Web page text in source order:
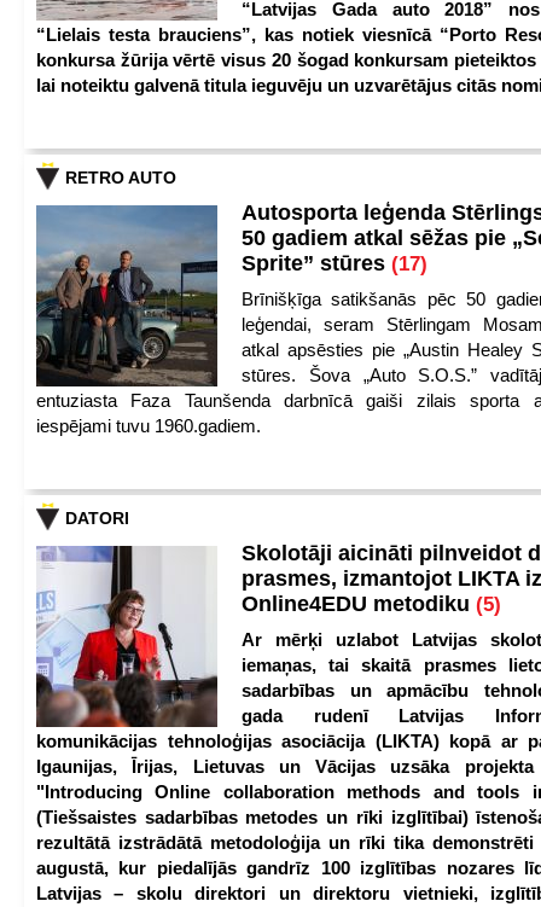
“Latvijas Gada auto 2018”
“Lielais testa brauciens”, kas notiek viesnīcā “Porto
konkursa žūrija vērtē visus 20 šogad konkursam
lai noteiktu galvenā titula ieguvēju un uzvarētājus citās
RETRO AUTO
Autosporta leģenda
50 gadiem atkal sēžas pie
Sprite” stūres (17)
Brīnišķīga satikšanās pēc 50
leģendai, seram Stērlingam
atkal apsēsties pie „Austin Healey
stūres. Šova „Auto S.O.S.”
entuziasta Faza Taunšenda darbnīcā gaiši zilais sporta
iespējami tuvu 1960.gadiem.
DATORI
Skolotāji aicināti pilnveidot
prasmes, izmantojot LIKTA
Online4EDU metodiku (5)
Ar mērķi uzlabot Latvijas
iemaņas, tai skaitā prasmes
sadarbības un apmācību
gada rudenī Latvijas
komunikācijas tehnoloģijas asociācija (LIKTA) kopā ar
Igaunijas, Īrijas, Lietuvas un Vācijas uzsāka projekta
"Introducing Online collaboration methods and tools
(Tiešsaistes sadarbības metodes un rīki izglītībai)
rezultātā izstrādātā metodoloģija un rīki tika demonstrēti
augustā, kur piedalījās gandrīz 100 izglītības nozares
Latvijas – skolu direktori un direktoru vietnieki,